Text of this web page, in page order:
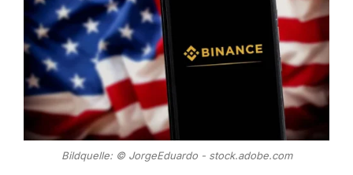
Bildquelle: © JorgeEduardo - stock.adobe.com